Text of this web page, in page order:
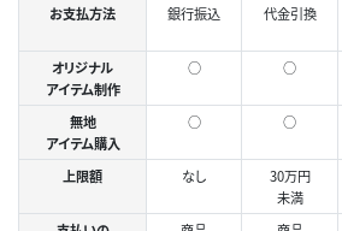
お支払方法 銀行振込 代金引換
オリジナル
アイテム制作
○ ○
無地
アイテム購入
○ ○
上限額 なし
30万円
未満